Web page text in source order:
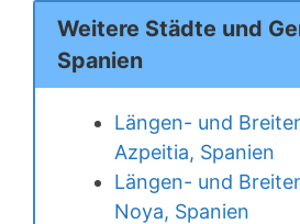
Weitere Städte und
Spanien
Längen- und
Azpeitia, Spanien
Längen- und
Noya, Spanien